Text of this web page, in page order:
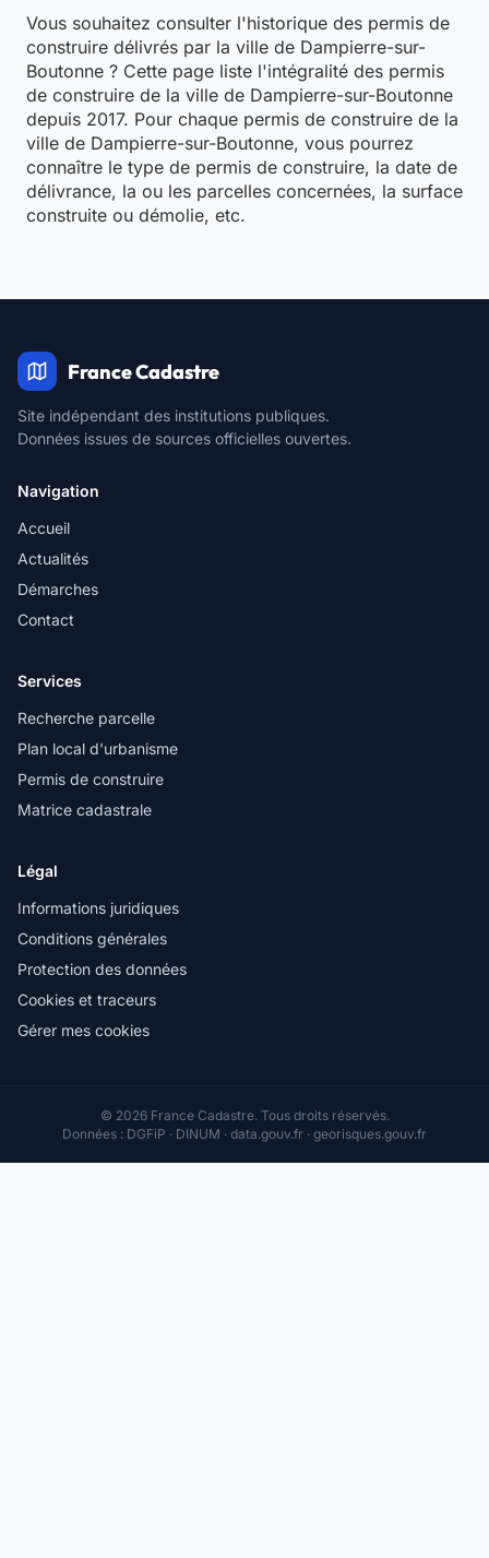
Vous souhaitez consulter l'historique des permis de
construire délivrés par la ville de Dampierre-sur-
Boutonne ? Cette page liste l'intégralité des permis
de construire de la ville de Dampierre-sur-Boutonne
depuis 2017. Pour chaque permis de construire de la
ville de Dampierre-sur-Boutonne, vous pourrez
connaître le type de permis de construire, la date de
délivrance, la ou les parcelles concernées, la surface
construite ou démolie, etc.
France Cadastre
Site indépendant des institutions publiques.
Données issues de sources officielles ouvertes.
Navigation
Accueil
Actualités
Démarches
Contact
Services
Recherche parcelle
Plan local d'urbanisme
Permis de construire
Matrice cadastrale
Légal
Informations juridiques
Conditions générales
Protection des données
Cookies et traceurs
Gérer mes cookies
© 2026 France Cadastre. Tous droits réservés.
Données : DGFiP · DINUM · data.gouv.fr · georisques.gouv.fr